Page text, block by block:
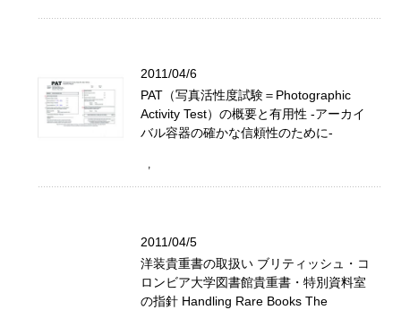
2011/04/6
PAT（写真活性度試験＝Photographic
Activity Test）の概要と有用性 -アーカイ
バル容器の確かな信頼性のために-
2011/04/5
洋装貴重書の取扱い ブリティッシュ・コ
ロンビア大学図書館貴重書・特別資料室
の指針 Handling Rare Books The